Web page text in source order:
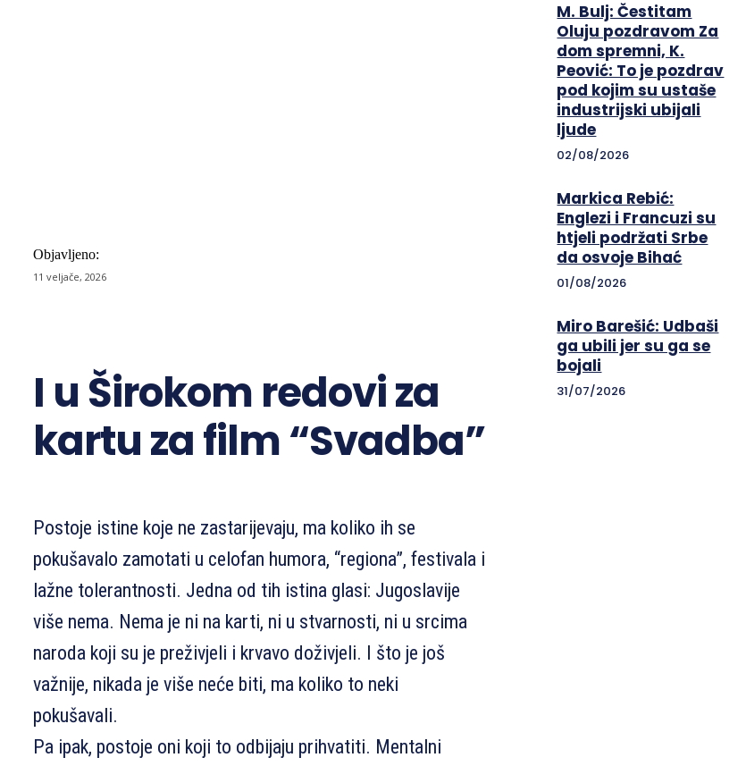
Objavljeno:
11 veljače, 2026
I u Širokom redovi za
kartu za film “Svadba”
Postoje istine koje ne zastarijevaju, ma koliko ih se
pokušavalo zamotati u celofan humora, “regiona”, festivala i
lažne tolerantnosti. Jedna od tih istina glasi: Jugoslavije
više nema. Nema je ni na karti, ni u stvarnosti, ni u srcima
naroda koji su je preživjeli i krvavo doživjeli. I što je još
važnije, nikada je više neće biti, ma koliko to neki
pokušavali.
Pa ipak, postoje oni koji to odbijaju prihvatiti. Mentalni
M. Bulj: Čestitam
Oluju pozdravom Za
dom spremni, K.
Peović: To je pozdrav
pod kojim su ustaše
industrijski ubijali
ljude
02/08/2026
Markica Rebić:
Englezi i Francuzi su
htjeli podržati Srbe
da osvoje Bihać
01/08/2026
Miro Barešić: Udbaši
ga ubili jer su ga se
bojali
31/07/2026